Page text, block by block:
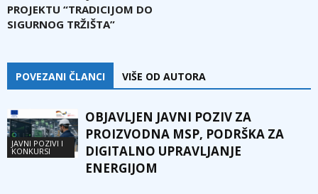
PROJEKTU “TRADICIJOM DO
SIGURNOG TRŽIŠTA”
POVEZANI ČLANCI VIŠE OD AUTORA
JAVNI POZIVI I
KONKURSI
OBJAVLJEN JAVNI POZIV ZA
PROIZVODNA MSP, PODRŠKA ZA
DIGITALNO UPRAVLJANJE
ENERGIJOM